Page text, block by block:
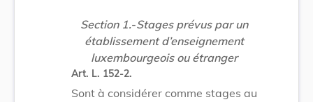
Section 1.-Stages prévus par un
établissement d’enseignement
luxembourgeois ou étranger
Art. L. 152-2.
Sont à considérer comme stages au